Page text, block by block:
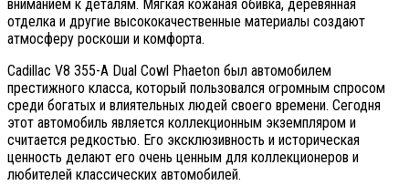
вниманием к деталям. Мягкая кожаная обивка, деревянная
отделка и другие высококачественные материалы создают
атмосферу роскоши и комфорта.
Cadillac V8 355-A Dual Cowl Phaeton был автомобилем
престижного класса, который пользовался огромным спросом
среди богатых и влиятельных людей своего времени. Сегодня
этот автомобиль является коллекционным экземпляром и
считается редкостью. Его эксклюзивность и историческая
ценность делают его очень ценным для коллекционеров и
любителей классических автомобилей.